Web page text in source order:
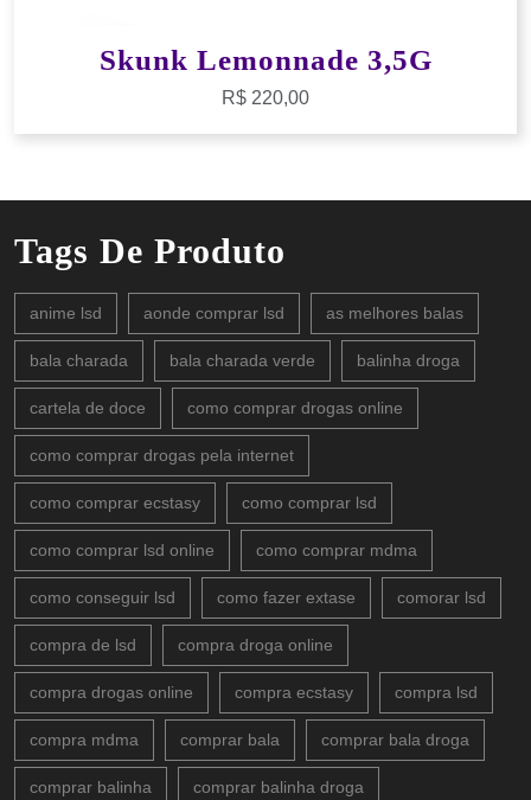
Skunk Lemonnade 3,5G
R$ 220,00
Tags De Produto
anime lsd aonde comprar lsd as melhores balas
bala charada bala charada verde balinha droga
cartela de doce como comprar drogas online
como comprar drogas pela internet
como comprar ecstasy como comprar lsd
como comprar lsd online como comprar mdma
como conseguir lsd como fazer extase comorar lsd
compra de lsd compra droga online
compra drogas online compra ecstasy compra lsd
compra mdma comprar bala comprar bala droga
comprar balinha comprar balinha droga